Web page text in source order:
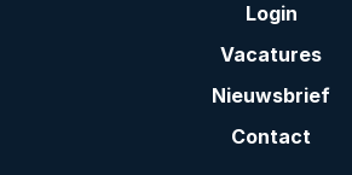
Login
Vacatures
Nieuwsbrief
Contact